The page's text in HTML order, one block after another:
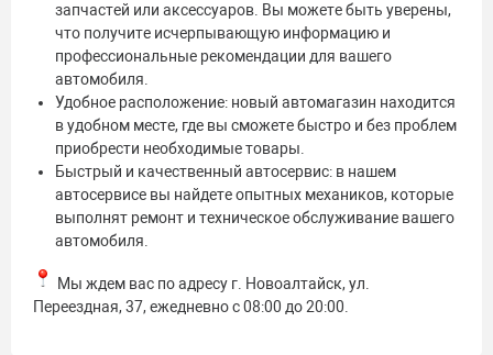
запчастей или аксессуаров. Вы можете быть уверены,
что получите исчерпывающую информацию и
профессиональные рекомендации для вашего
автомобиля.
Удобное расположение: новый автомагазин находится
в удобном месте, где вы сможете быстро и без проблем
приобрести необходимые товары.
Быстрый и качественный автосервис: в нашем
автосервисе вы найдете опытных механиков, которые
выполнят ремонт и техническое обслуживание вашего
автомобиля.
Мы ждем вас по адресу г. Новоалтайск, ул.
Переездная, 37, ежедневно с 08:00 до 20:00.